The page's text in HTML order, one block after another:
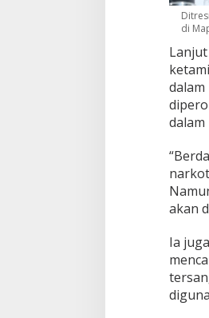
di
dalam
akan
Ia